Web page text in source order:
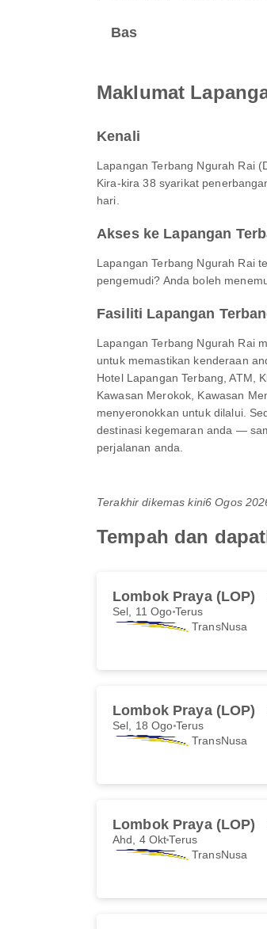
Bas
Maklumat
Kenali
Lapangan Terbang Ngurah Rai
Kira-kira 38 syarikat
hari.
Akses ke Lapangan
Lapangan Terbang Ngurah Rai
pengemudi? Anda boleh
Fasiliti Lapangan
Lapangan Terbang Ngurah Rai
untuk memastikan kenderaan
Hotel Lapangan Terbang, ATM,
Kawasan Merokok, Kawasan
menyeronokkan untuk dilalui.
destinasi kegemaran anda —
perjalanan anda.
Terakhir dikemas kini6 Ogos
Tempah dan
Lombok Praya (LOP)
Sel, 11 Ogo Terus
TransNusa
Lombok Praya (LOP)
Sel, 18 Ogo Terus
TransNusa
Lombok Praya (LOP)
Ahd, 4 OktTerus
TransNusa